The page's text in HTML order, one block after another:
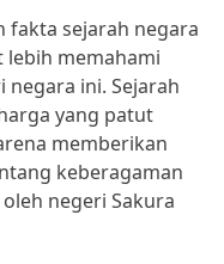
fakta sejarah negara
lebih memahami
ini. Sejarah
yang patut
memberikan
keberagaman
negeri Sakura